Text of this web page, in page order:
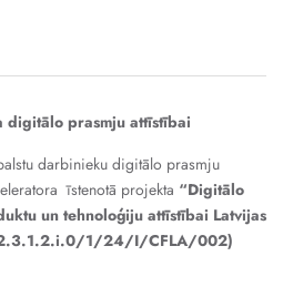
digitālo prasmju attīstībai
darbinieku digitālo prasmju
īstenotā projekta “Digitālo
un tehnoloģiju attīstībai Latvijas
2.3.1.2.i.0/1/24/I/CFLA/002)